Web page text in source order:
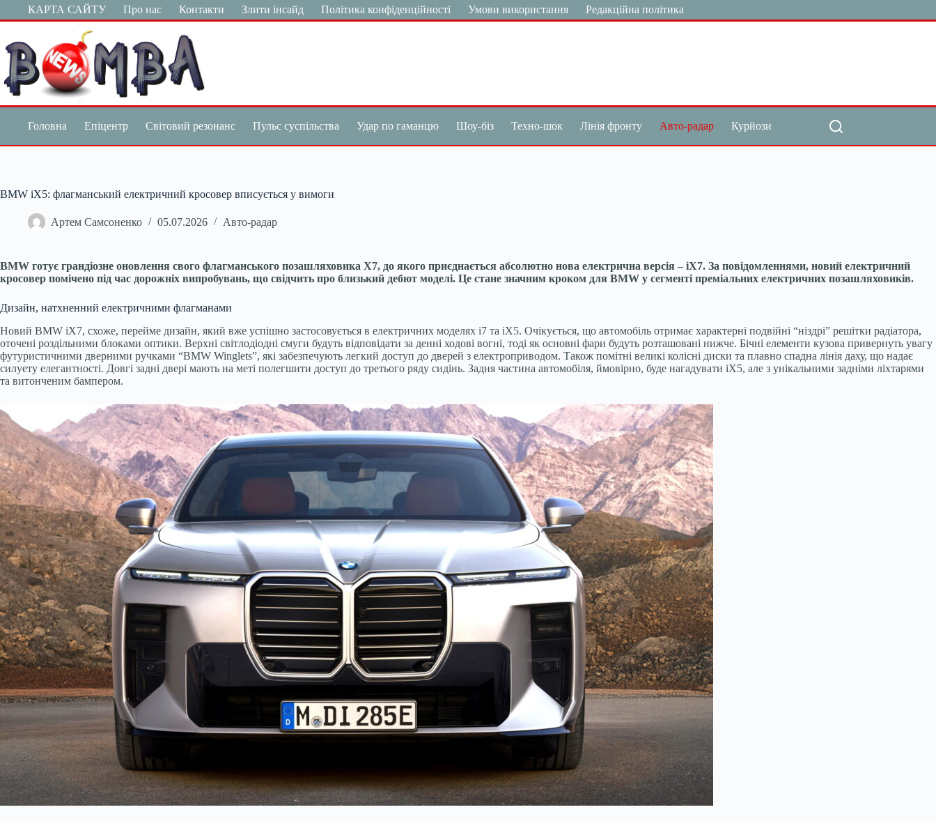
Перейти
до
КАРТА САЙТУ Про нас Контакти Злити інсайд Політика конфіденційності Умови використання Редакційна політика
Головна Епіцентр Світовий резонанс Пульс суспільства Удар по гаманцю Шоу-біз Техно-шок Лінія фронту Авто-радар Курйози
BMW iX5: флагманський електричний кросовер вписується у вимоги
Артем Самсоненко 05.07.2026 Авто-радар
BMW готує грандіозне оновлення свого флагманського позашляховика X7, до якого приєднається абсолютно нова електрична версія – iX7. За повідомленнями, новий електричний
кросовер помічено під час дорожніх випробувань, що свідчить про близький дебют моделі. Це стане значним кроком для BMW у сегменті преміальних електричних позашляховиків.
Дизайн, натхненний електричними флагманами
Новий BMW iX7, схоже, перейме дизайн, який вже успішно застосовується в електричних моделях i7 та iX5. Очікується, що автомобіль отримає характерні подвійні “ніздрі” решітки радіатора,
оточені роздільними блоками оптики. Верхні світлодіодні смуги будуть відповідати за денні ходові вогні, тоді як основні фари будуть розташовані нижче. Бічні елементи кузова привернуть увагу
футуристичними дверними ручками “BMW Winglets”, які забезпечують легкий доступ до дверей з електроприводом. Також помітні великі колісні диски та плавно спадна лінія даху, що надає
силуету елегантності. Довгі задні двері мають на меті полегшити доступ до третього ряду сидінь. Задня частина автомобіля, ймовірно, буде нагадувати iX5, але з унікальними задніми ліхтарями
та витонченим бампером.